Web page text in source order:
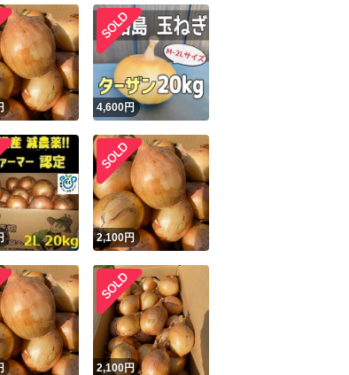
4,600円
2,100円
2,100円